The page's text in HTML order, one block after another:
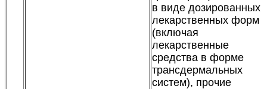
в виде дозированных
лекарственных форм
(включая
лекарственные
средства в форме
трансдермальных
систем), прочие